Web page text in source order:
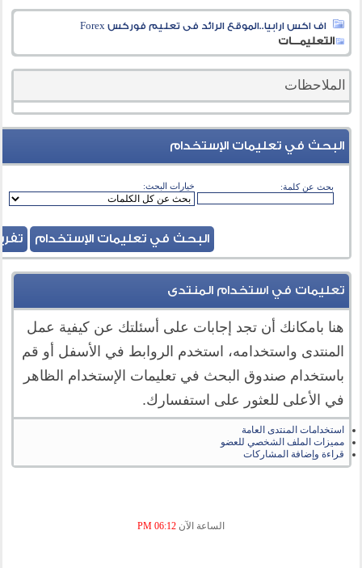
اف اكس ارابيا..الموقع الرائد فى تعليم فوركس Forex
التعليمـــات
الملاحظات
البحث في تعليمات الإستخدام
بحث عن كلمة: خيارات البحث:
تعليمات في استخدام المنتدى
هنا بامكانك أن تجد إجابات على أسئلتك عن كيفية عمل
المنتدى واستخدامه، استخدم الروابط في الأسفل أو قم
باستخدام صندوق البحث في تعليمات الإستخدام الظاهر
في الأعلى للعثور على استفسارك.
استخدامات المنتدى العامة
مميزات الملف الشخصي للعضو
قراءة وإضافة المشاركات
الساعة الآن 06:12 PM